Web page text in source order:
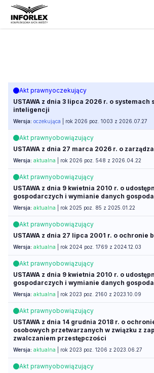
Akt prawnyoczekujący
USTAWA z dnia 3 lipca 2026 r. o systemach
inteligencji
Wersja: oczekująca | rok 2026 poz. 1003 z 2026.07.27
Akt prawnyobowiązujący
USTAWA z dnia 27 marca 2026 r. o
Wersja: aktualna | rok 2026 poz. 548 z 2026.04.22
Akt prawnyobowiązujący
USTAWA z dnia 9 kwietnia 2010 r. o
gospodarczych i wymianie danych
Wersja: aktualna | rok 2025 poz. 85 z 2025.01.22
Akt prawnyobowiązujący
USTAWA z dnia 27 lipca 2001 r. o ochronie
Wersja: aktualna | rok 2024 poz. 1769 z 2024.12.03
Akt prawnyobowiązujący
USTAWA z dnia 9 kwietnia 2010 r. o
gospodarczych i wymianie danych
Wersja: aktualna | rok 2023 poz. 2160 z 2023.10.09
Akt prawnyobowiązujący
USTAWA z dnia 14 grudnia 2018 r. o
osobowych przetwarzanych w związku z
zwalczaniem przestępczości
Wersja: aktualna | rok 2023 poz. 1206 z 2023.06.27
Akt prawnyobowiązujący